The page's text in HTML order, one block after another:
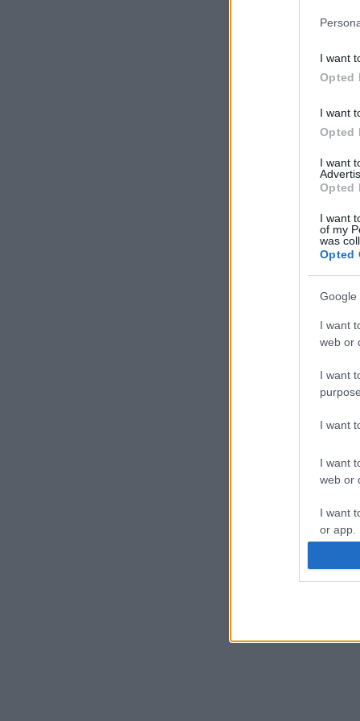
I want
Opted
I want
Opted
I want
Opted
I want
of my
was
Opted
Google
I want
web or
I want
I want
I want
web or
I want
or app.
I want